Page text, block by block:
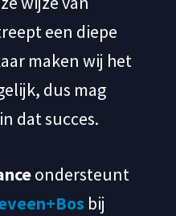
een diepe
maken wij het
dus mag
dat succes.
ondersteunt
bij